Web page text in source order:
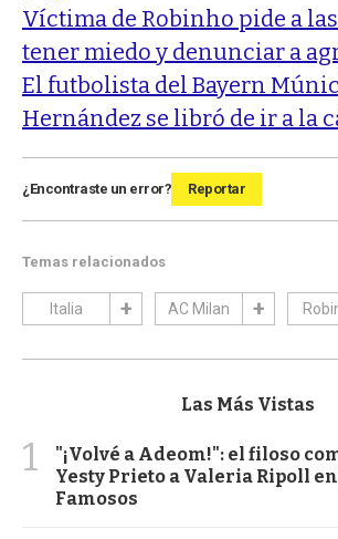
Víctima de Robinho pide a
tener miedo y denunciar a
El futbolista del Bayern
Hernández se libró de ir a la
¿Encontraste un error? Reportar
Temas relacionados
Italia AC Milan
Las Más Vistas
1
"¡Volvé a Adeom!": el filoso
Yesty Prieto a Valeria Ripoll
Famosos